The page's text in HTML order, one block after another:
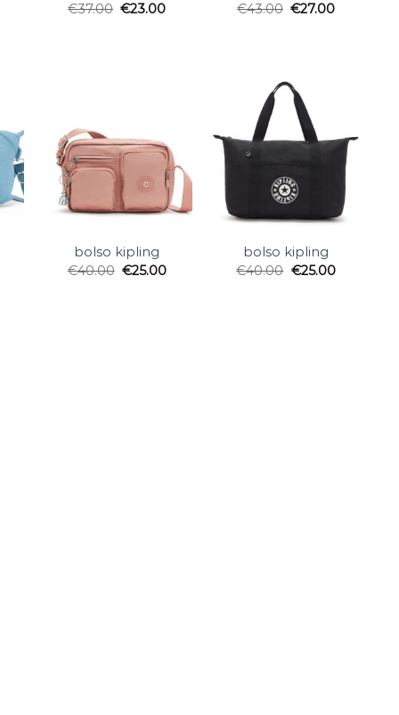
€37.00 €23.00
€43.00 €27.00
bolso kipling
€40.00 €25.00
bolso kipling
€40.00 €25.00